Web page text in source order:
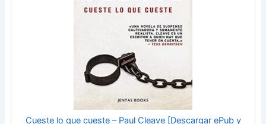
Cueste lo que cueste – Paul Cleave [Descargar ePub y